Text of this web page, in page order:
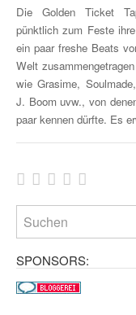
Die Golden Ticket
pünktlich zum Feste
ein paar freshe Beats
Welt
wie Grasime,
J. Boom uvw., von
paar kennen dürfte. Es
SPONSORS: